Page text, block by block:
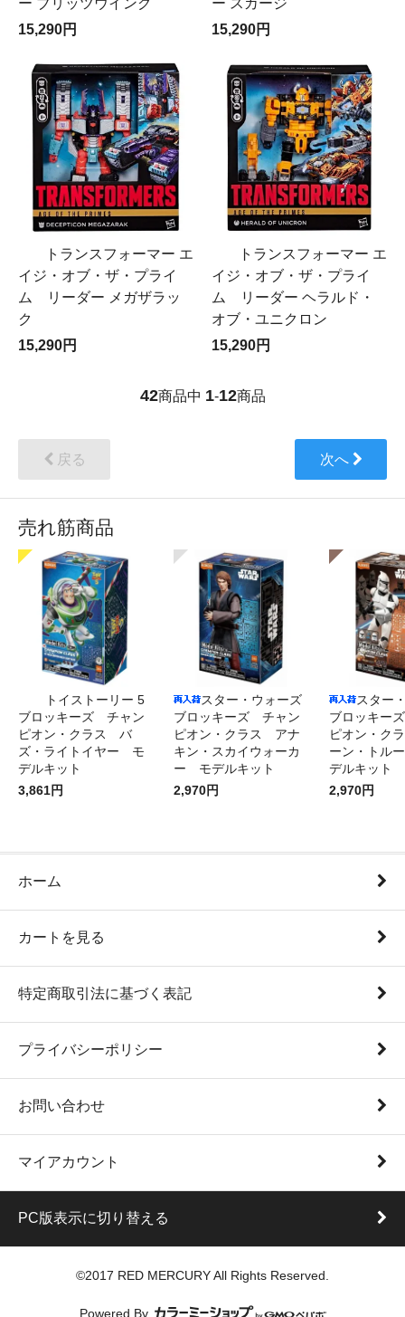
15,290円
15,290円
トランスフォーマー エ
イジ・オブ・ザ・プライ
ム リーダー メガザラッ
ク
15,290円
トランスフォーマー エ
イジ・オブ・ザ・プライ
ム リーダー ヘラルド・
オブ・ユニクロン
15,290円
42商品中 1-12商品
戻る 次へ
売れ筋商品
トイストーリー 5
ブロッキーズ チャン
ピオン・クラス バ
ズ・ライトイヤー モ
デルキット
3,861円
スター・ウォーズ
ブロッキーズ チャン
ピオン・クラス アナ
キン・スカイウォーカ
ー モデルキット
2,970円
スター
ブロッキー
ピオン・ク
ーン・トル
デルキット
2,970円
ホーム
カートを見る
特定商取引法に基づく表記
プライバシーポリシー
お問い合わせ
マイアカウント
PC版表示に切り替える
©2017 RED MERCURY All Rights Reserved.
Powered By